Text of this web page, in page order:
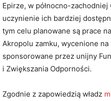
Epirze, w północno-zachodniej
uczynienie ich bardziej
tym celu planowane są prace
Akropolu zamku, wycenione na
sponsorowane przez unijny
i Zwiększania Odporności.
Zgodnie z zapowiedzią władz